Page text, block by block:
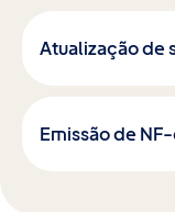
Atualização de
Emissão de